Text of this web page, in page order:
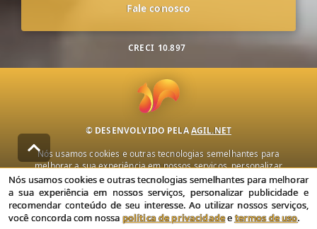
Fale conosco
CRECI 10.897
© DESENVOLVIDO PELAAGIL.NET
Nós usamos cookies e outras tecnologias semelhantes para
melhorar a sua experiência em nossos serviços, personalizar
publicidade e recomendar conteúdo de seu interesse. Ao utilizar
nossos serviços, você concorda com nossa política de privacidade e
termos de uso.
Política de Privacidade Termos de uso
Nós usamos cookies e outras tecnologias semelhantes para melhorar
a sua experiência em nossos serviços, personalizar publicidade e
recomendar conteúdo de seu interesse. Ao utilizar nossos serviços,
você concorda com nossa política de privacidadeetermos de uso.